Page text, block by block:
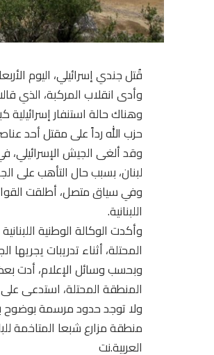
قُتل جندي إسرائيلي، اليوم
وأدى انقلاب المركبة، الذي
وهناك حالة استنفار
حزب الله رداً على مقتل أحد
وقد ألغى الجيش الإسرائيلي،
لبنان، بسبب حال التأهب على
وفي سياق متصل، أطلقت
اللبنانية.
المحتلة، أثناء تدريبات
وبحسب وسائل الإعلام، أدت
المنطقة المحتلة، استدعى على
منطقة مزارع شبعا المتاخمة
العربية.نت